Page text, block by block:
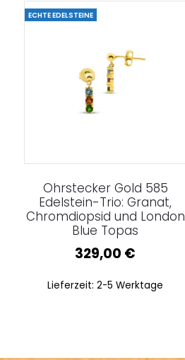
ECHTE EDELSTEINE
Ohrstecker Gold 585
Edelstein-Trio: Granat,
Chromdiopsid und London
Blue Topas
329,00 €
Lieferzeit:2-5 Werktage